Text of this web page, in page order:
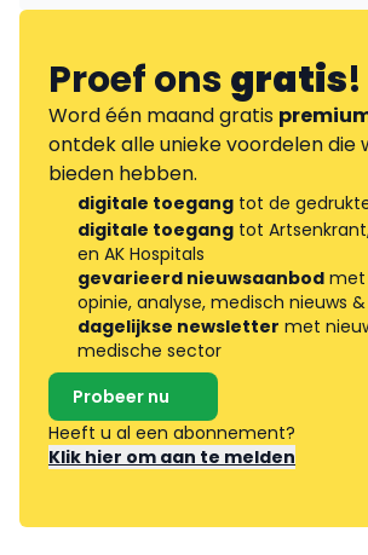
Proef onsgratis!
Word één maand gratis
ontdek alle unieke voordelen die
bieden hebben.
digitale toegang tot de
digitale toegang tot
en AK Hospitals
gevarieerd nieuwsaanbod met
opinie, analyse, medisch nieuws
dagelijkse newsletter met
medische sector
Probeer nu
Heeft u al een abonnement?
Klik hier om aan te melden